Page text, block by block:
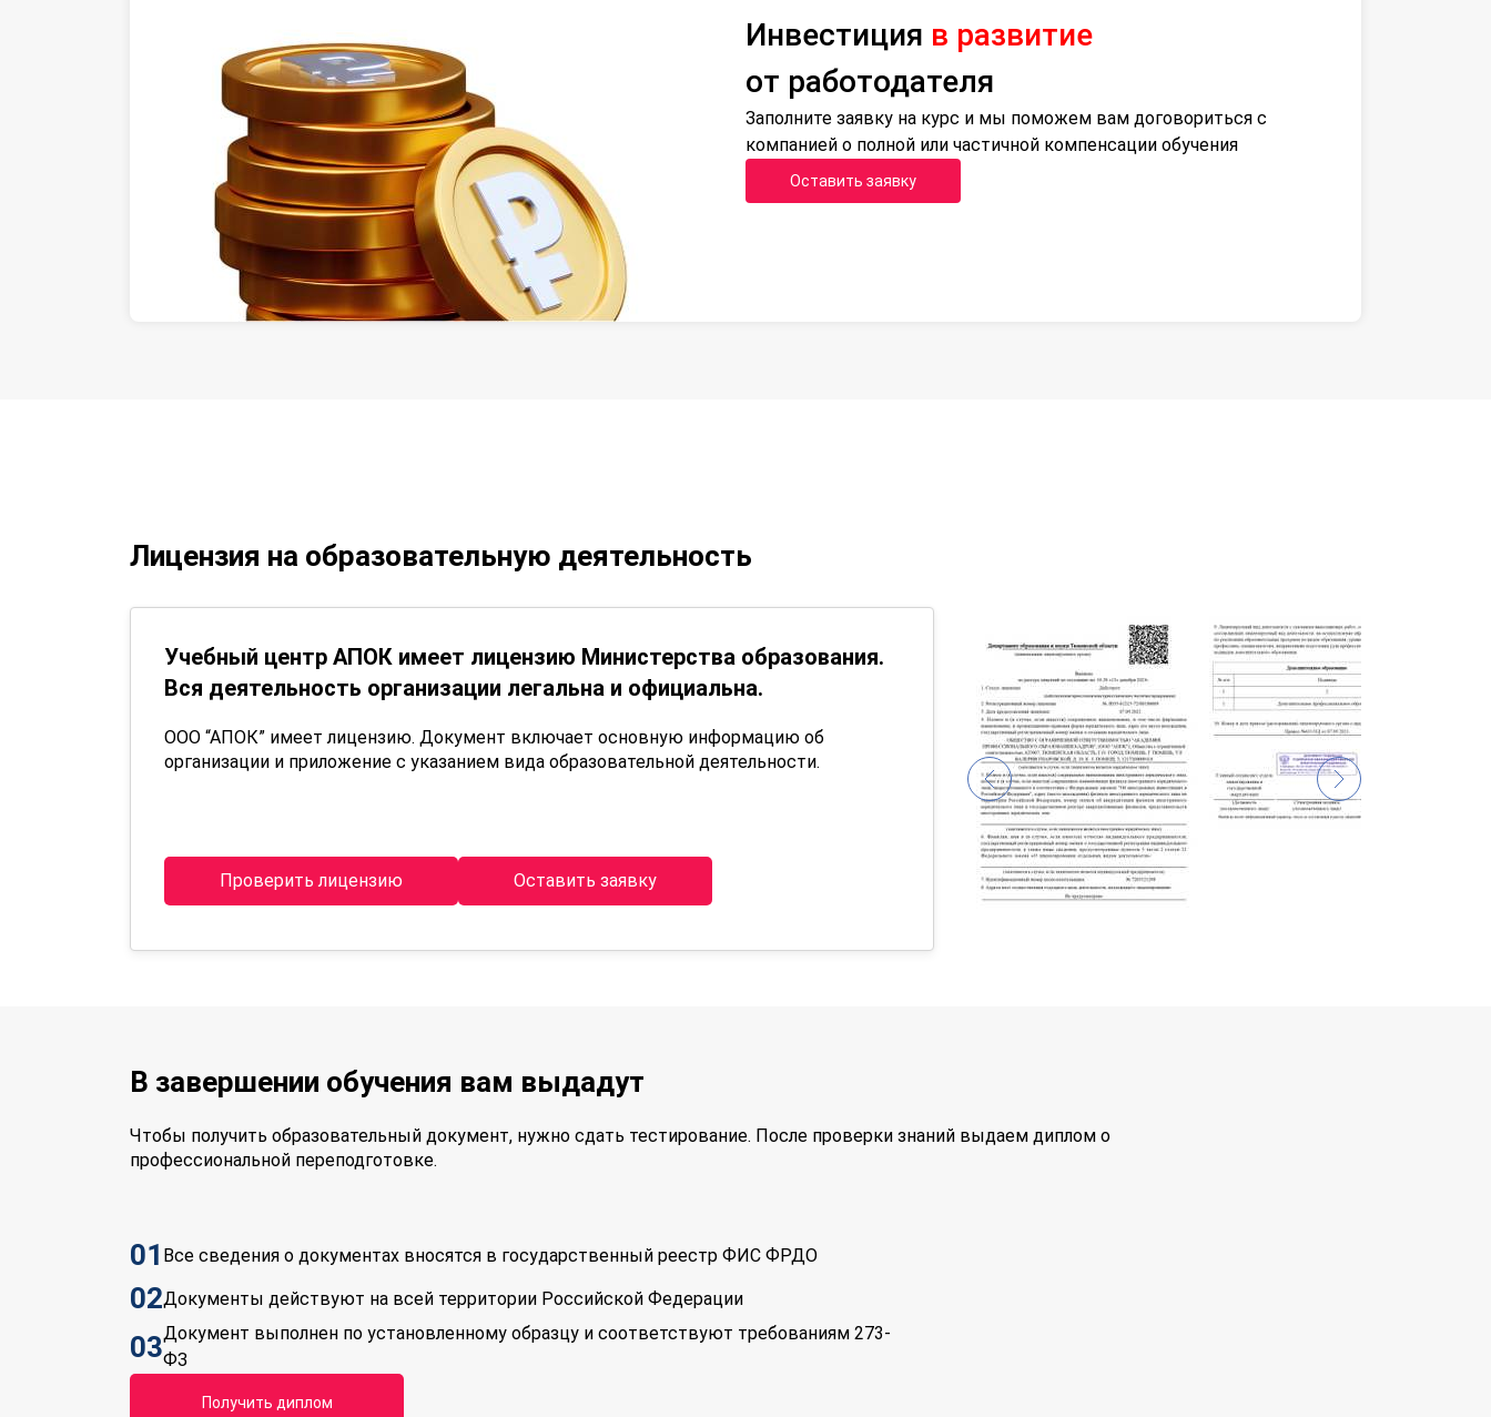
Инвестиция в развитие
от работодателя
Заполните заявку на курс и мы поможем вам договориться с
компанией о полной или частичной компенсации обучения
Оставить заявку
Лицензия на образовательную деятельность
Учебный центр АПОК имеет лицензию Министерства образования.
Вся деятельность организации легальна и официальна.
ООО “АПОК” имеет лицензию. Документ включает основную информацию об
организации и приложение с указанием вида образовательной деятельности.
Проверить лицензию Оставить заявку
В завершении обучения вам выдадут
Чтобы получить образовательный документ, нужно сдать тестирование. После проверки знаний выдаем диплом о
профессиональной переподготовке.
01 Все сведения о документах вносятся в государственный реестр ФИС ФРДО
02Документы действуют на всей территории Российской Федерации
03Документ выполнен по установленному образцу и соответствуют требованиям 273-
ФЗ
Получить диплом